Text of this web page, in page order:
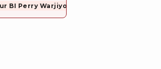
BI Perry Warjiyo Mundur